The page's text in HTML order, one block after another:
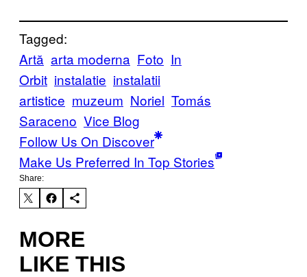
Tagged:
Artă arta moderna Foto In
Orbit instalatie instalatii
artistice muzeum Noriel Tomás
Saraceno Vice Blog
Follow Us On Discover
Make Us Preferred In Top Stories
Share:
MORE
LIKE THIS